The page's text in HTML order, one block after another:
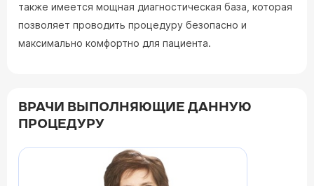
также имеется мощная диагностическая база, которая
позволяет проводить процедуру безопасно и
максимально комфортно для пациента.
ВРАЧИ ВЫПОЛНЯЮЩИЕ ДАННУЮ
ПРОЦЕДУРУ